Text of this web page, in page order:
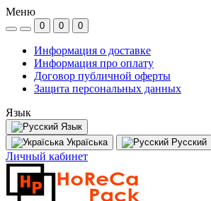
Меню
0 0 0
Информация о доставке
Информация про оплату
Договор публичной оферты
Защита персональных данных
Язык
Язык
Україська
Русский
Личный кабинет